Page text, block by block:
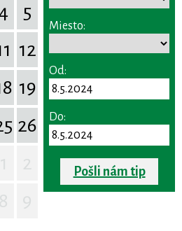
5
12
19
26
Miesto:
Od:
Do:
Pošli nám tip